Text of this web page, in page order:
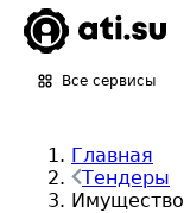
Все сервисы
Главная
Тендеры
Имущество